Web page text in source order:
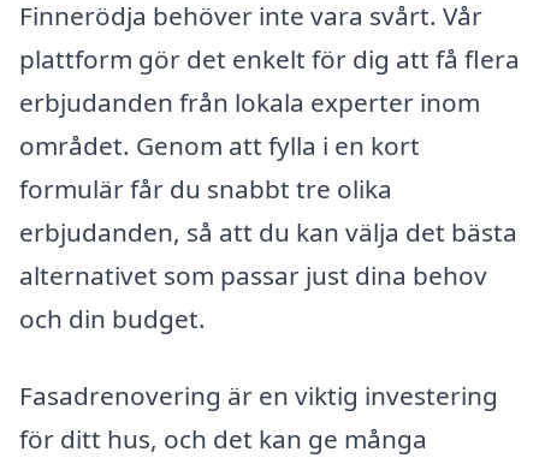
Finnerödja behöver inte vara svårt. Vår
plattform gör det enkelt för dig att få flera
erbjudanden från lokala experter inom
området. Genom att fylla i en kort
formulär får du snabbt tre olika
erbjudanden, så att du kan välja det bästa
alternativet som passar just dina behov
och din budget.
Fasadrenovering är en viktig investering
för ditt hus, och det kan ge många